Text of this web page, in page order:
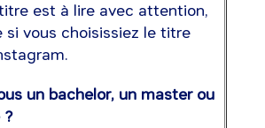
est à lire avec attention,
si vous choisissiez le titre
un bachelor, un master ou
?